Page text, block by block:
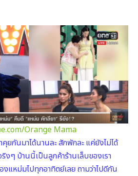
Orange Mama
ยกันมาได้นานละ สักพักละ แค่ยังไม่ได้
งๆ บ้านนี้เป็นลูกค้าร้านเล็บของเรา
แหม่มไปทุกอาทิตย์เลย ถามว่าไปดีกัน